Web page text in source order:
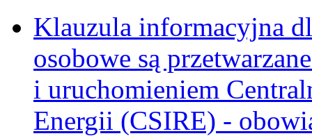
Klauzula informacyjna
osobowe są
i uruchomieniem
Energii (CSIRE) -